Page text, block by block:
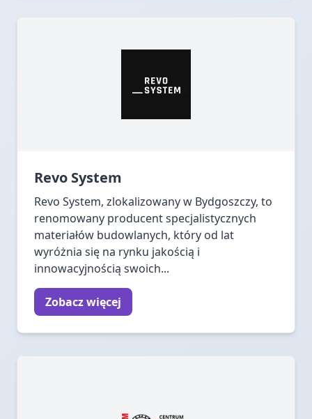
Revo System
Revo System, zlokalizowany w Bydgoszczy, to
renomowany producent specjalistycznych
materiałów budowlanych, który od lat
wyróżnia się na rynku jakością i
innowacyjnością swoich...
Zobacz więcej